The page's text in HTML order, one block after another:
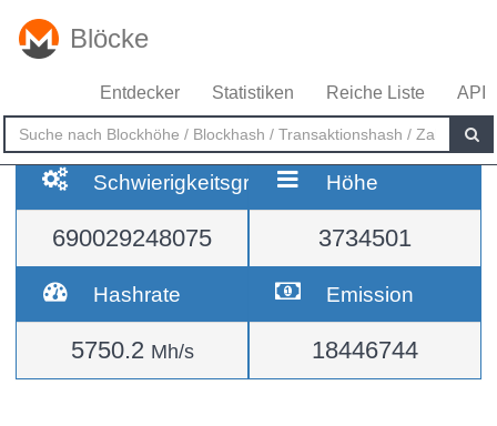
Blöcke
Entdecker Statistiken Reiche Liste API
Schwierigkeitsgrad
690029248075
Höhe
3734501
Hashrate
5750.2 Mh/s
Emission
18446744